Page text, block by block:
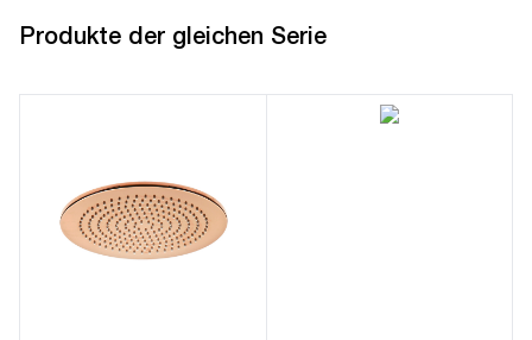
Produkte der gleichen Serie